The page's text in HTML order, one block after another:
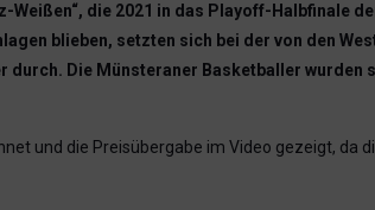
die 2021 in das Playoff-Halbfinale
blieben, setzten sich bei der von den
durch. Die Münsteraner Basketballer wurden
und die Preisübergabe im Video gezeigt, da